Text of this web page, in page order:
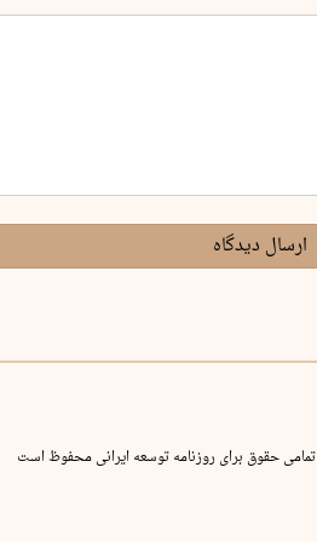
ارسال دیدگاه
تمامی حقوق برای روزنامه توسعه ایرانی محفوظ است